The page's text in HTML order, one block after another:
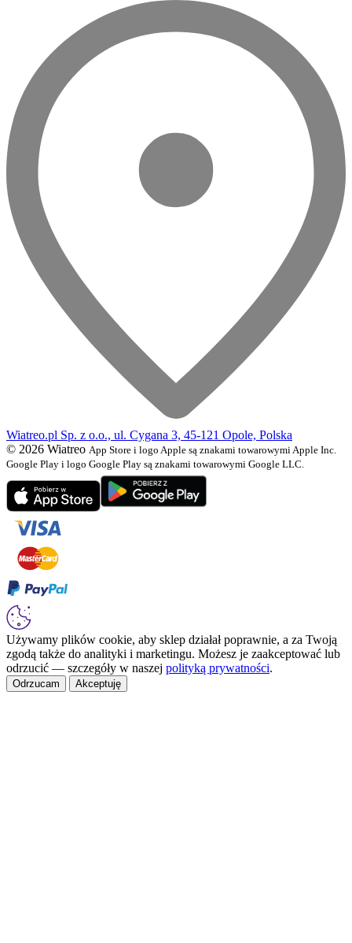
Wiatreo.pl Sp. z o.o., ul. Cygana 3, 45-121 Opole, Polska
© 2026 Wiatreo App Store i logo Apple są znakami towarowymi Apple Inc.
Google Play i logo Google Play są znakami towarowymi Google LLC.
Używamy plików cookie, aby sklep działał poprawnie, a za Twoją
zgodą także do analityki i marketingu. Możesz je zaakceptować lub
odrzucić — szczegóły w naszej polityką prywatności.
Odrzucam Akceptuję